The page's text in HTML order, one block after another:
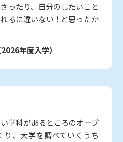
ったり、自分のしたいこと
るに違いない！と思ったか
2026年度入学）
学科があるところのオープ
り、大学を調べていくうち